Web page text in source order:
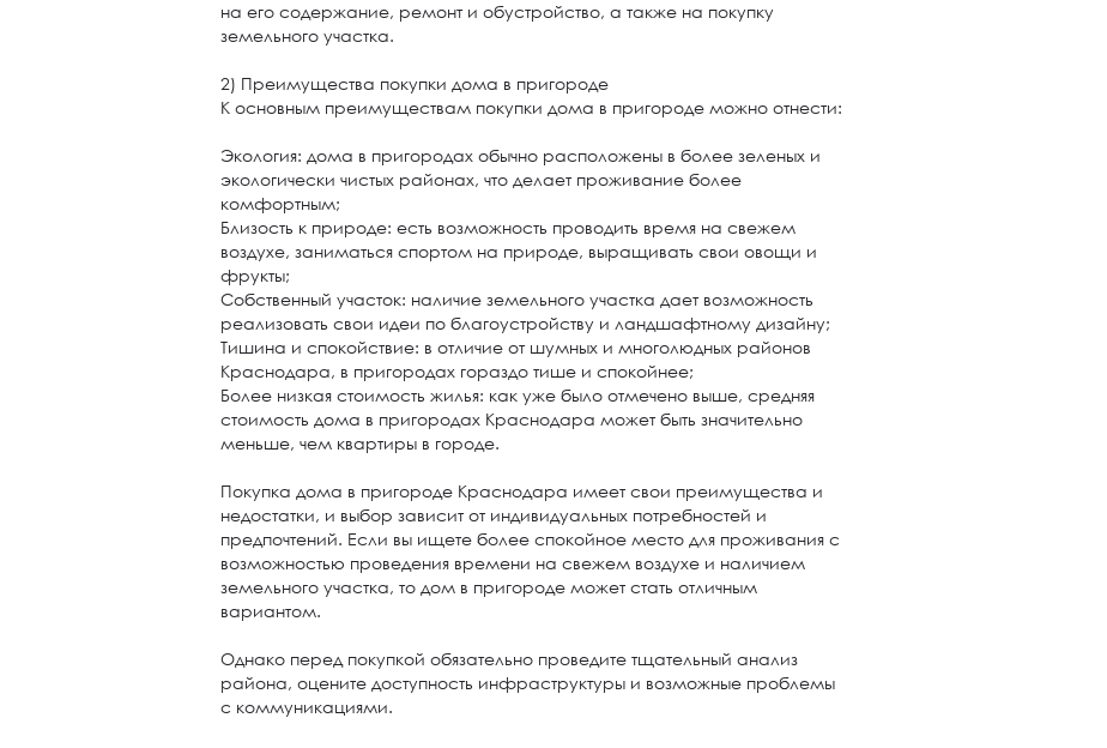
на его содержание, ремонт и обустройство, а также на покупку
земельного участка.
2) Преимущества покупки дома в пригороде
К основным преимуществам покупки дома в пригороде можно отнести:
Экология: дома в пригородах обычно расположены в более зеленых и
экологически чистых районах, что делает проживание более
комфортным;
Близость к природе: есть возможность проводить время на свежем
воздухе, заниматься спортом на природе, выращивать свои овощи и
фрукты;
Собственный участок: наличие земельного участка дает возможность
реализовать свои идеи по благоустройству и ландшафтному дизайну;
Тишина и спокойствие: в отличие от шумных и многолюдных районов
Краснодара, в пригородах гораздо тише и спокойнее;
Более низкая стоимость жилья: как уже было отмечено выше, средняя
стоимость дома в пригородах Краснодара может быть значительно
меньше, чем квартиры в городе.
Покупка дома в пригороде Краснодара имеет свои преимущества и
недостатки, и выбор зависит от индивидуальных потребностей и
предпочтений. Если вы ищете более спокойное место для проживания с
возможностью проведения времени на свежем воздухе и наличием
земельного участка, то дом в пригороде может стать отличным
вариантом.
Однако перед покупкой обязательно проведите тщательный анализ
района, оцените доступность инфраструктуры и возможные проблемы
с коммуникациями.